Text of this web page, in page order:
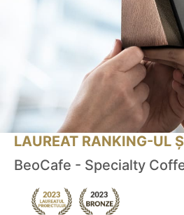
LAUREAT RANKING-UL
BeoCafe - Specialty